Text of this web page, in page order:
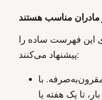
مادران مناسب هستند
فهرست ساده را
پیشنهاد می‌کنند:
با
تا یک هفته یا